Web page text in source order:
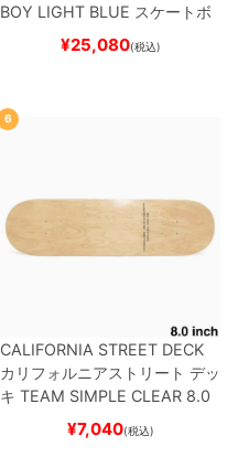
BOY LIGHT BLUE スケートボ
ード スケボー
¥25,080(税込)
6
CALIFORNIA STREET DECK
カリフォルニアストリート デッ
キ TEAM SIMPLE CLEAR 8.0
ブランク（DSM）
ード スケボー
¥7,040(税込)